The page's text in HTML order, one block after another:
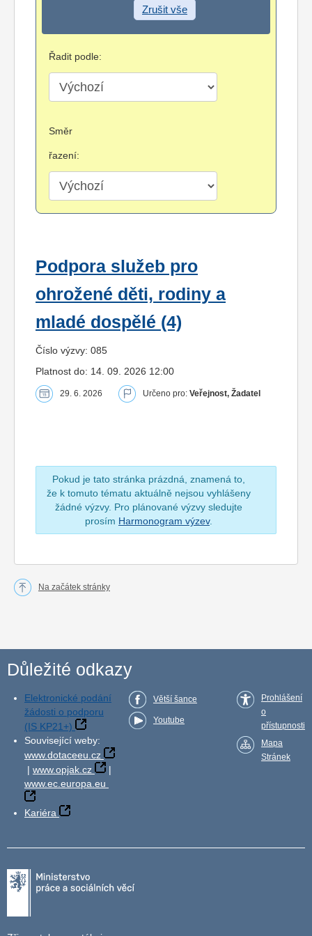
Zrušit vše
Řadit podle:
Směr
řazení:
Podpora služeb pro
ohrožené děti, rodiny a
mladé dospělé (4)
Číslo výzvy: 085
Platnost do: 14. 09. 2026 12:00
29. 6. 2026 Určeno pro: Veřejnost, Žadatel
Pokud je tato stránka prázdná, znamená to,
že k tomuto tématu aktuálně nejsou vyhlášeny
žádné výzvy. Pro plánované výzvy sledujte
prosím Harmonogram výzev.
Na začátek stránky
Důležité odkazy
Elektronické podání
žádosti o podporu
(IS KP21+)
Související weby:
www.dotaceeu.cz
| www.opjak.cz
|
www.ec.europa.eu
Kariéra
Větší šance
Youtube
Prohlášení
o
přístupnosti
Mapa
Stránek